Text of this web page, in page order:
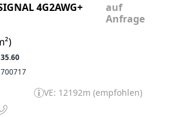
4G2AWG+
auf
Anfrage
35.60
700717
VE: 12192m (empfohlen)